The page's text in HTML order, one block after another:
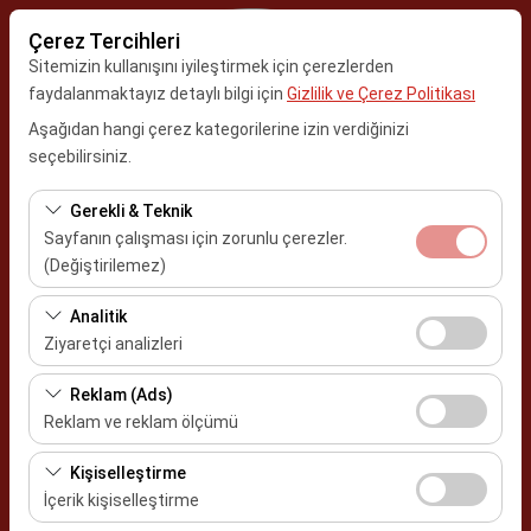
Çerez Tercihleri
Sitemizin kullanışını iyileştirmek için çerezlerden
faydalanmaktayız detaylı bilgi için Gizlilik ve Çerez Politikası
Aşağıdan hangi çerez kategorilerine izin verdiğinizi
seçebilirsiniz.
Gerekli & Teknik
Sayfanın çalışması için zorunlu çerezler.
(Değiştirilemez)
Bu çerezler sitenin doğru şekilde çalışması, güvenlik,
oturum yönetimi ve temel işlevler için gereklidir. Devre
dışı bırakılamaz.
Analitik
Ziyaretçi analizleri
Bu çerezler, sitemizin nasıl kullanıldığını (ziyaretçi sayısı,
en çok ziyaret edilen sayfalar, kullanıcı davranışları)
analiz etmemizi sağlar. Bu veriler, web sitesi
performansını ölçmek ve kullanıcı deneyimini sürekli
iyileştirmek için kullanılır.
Reklam (Ads)
Reklam ve reklam ölçümü
Bu çerezler, size ilgi alanlarınıza uygun kişiselleştirilmiş
reklamlar göstermemize ve reklam kampanyalarımızın
etkinliğini (gösterim sayısı, tıklama oranı) ölçmemize
Kişiselleştirme
İçerik kişiselleştirme
Alış Lokasyonu
Aracı farklı bir lokasyona bırakacağım
Alış Tarih & Saat
Bırakış Tarih & Saat
09:00